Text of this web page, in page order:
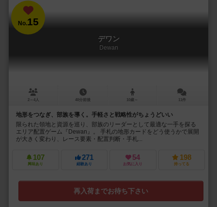
No.15
デワン
Dewan
2～4人 40分前後 10歳～ 11件
地形をつなぎ、部族を導く。手軽さと戦略性がちょうどいい
限られた領地と資源を巡り、部族のリーダーとして最適な一手を探る
エリア配置ゲーム『Dewan』。 手札の地形カードをどう使うかで展開
が大きく変わり、レース要素・配置判断・手札...
107
興味あり
271
経験あり
54
お気に入り
198
持ってる
再入荷までお待ち下さい